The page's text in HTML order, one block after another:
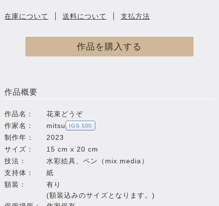
作品を購入する
在庫について 送料について 支払方法
作品概要
作品名：
花束どうぞ
作家名：
mitsu IGS 500
制作年：
2023
サイズ：
15 cm x 20 cm
技法：
水彩絵具、ペン（mix media）
支持体：
紙
額装：
有り
(額装込みのサイズとなります。)